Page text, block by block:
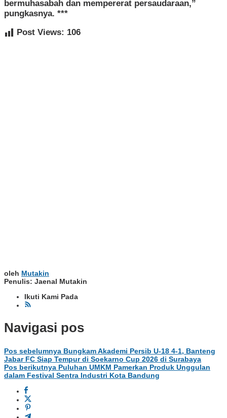
bermuhasabah dan mempererat persaudaraan,”
pungkasnya. ***
Post Views: 106
oleh Mutakin
Penulis: Jaenal Mutakin
Ikuti Kami Pada
Navigasi pos
Pos sebelumnya Bungkam Akademi Persib U-18 4-1, Banteng
Jabar FC Siap Tempur di Soekarno Cup 2026 di Surabaya
Pos berikutnya Puluhan UMKM Pamerkan Produk Unggulan
dalam Festival Sentra Industri Kota Bandung